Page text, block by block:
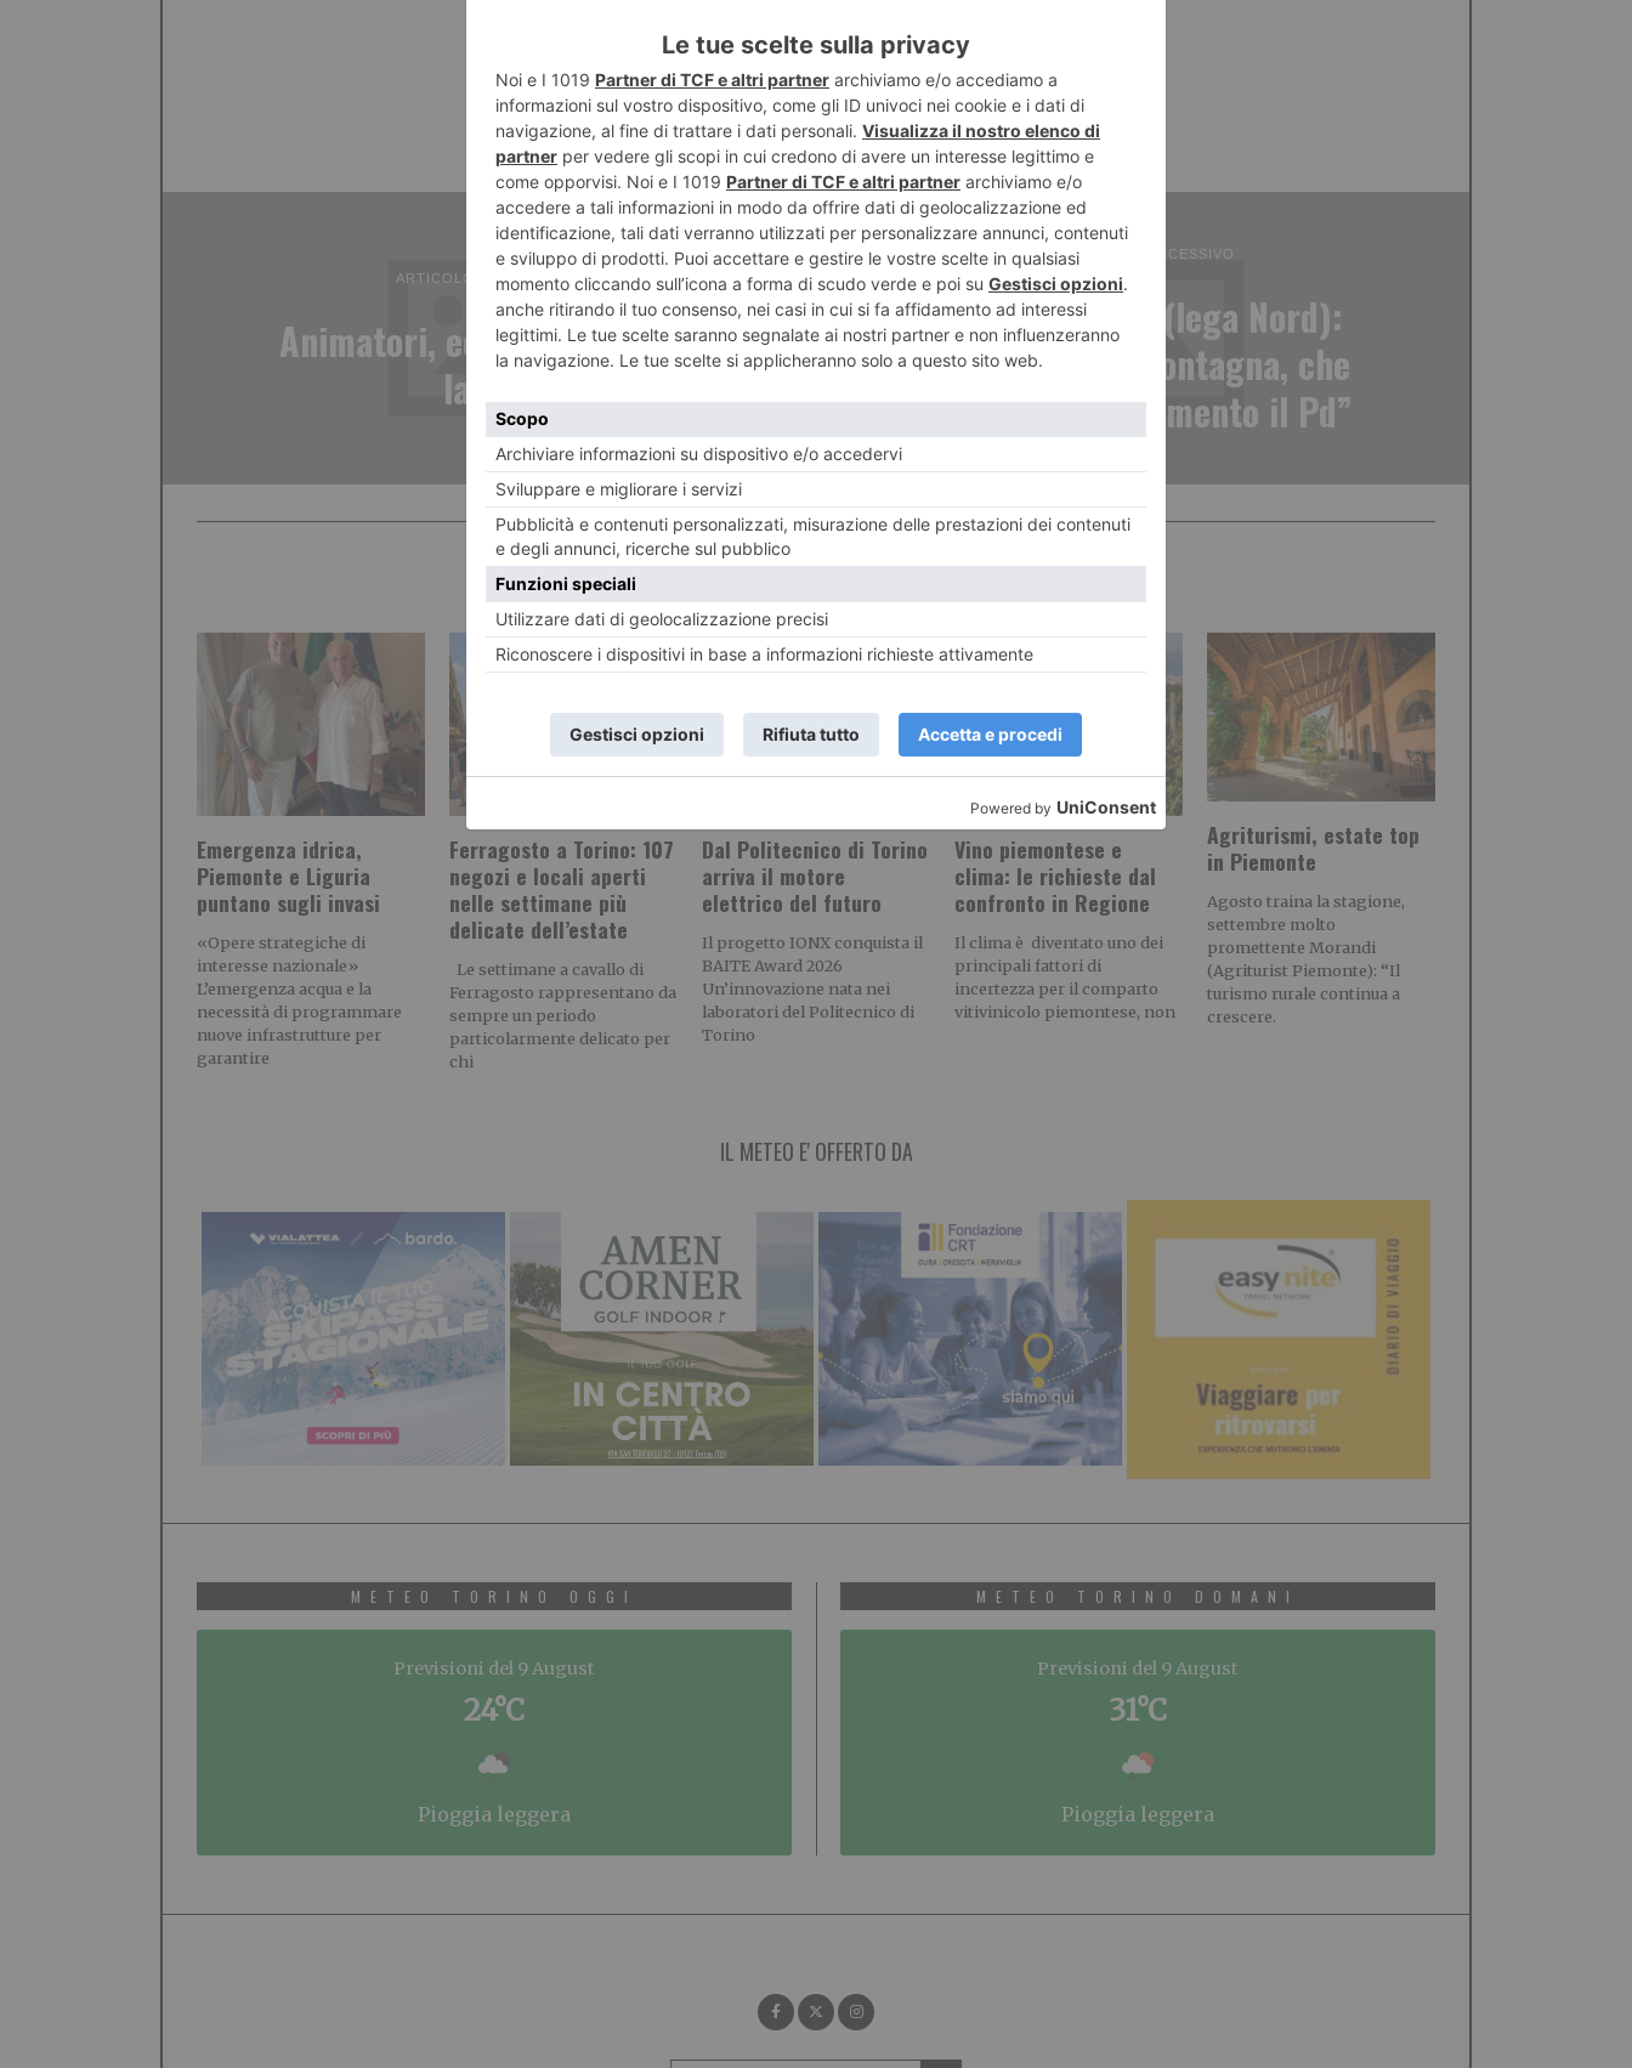
ARTICOLO PRECEDENTE
Animatori, ecco le offerte di
lavoro
ARTICOLO SUCCESSIVO
Mario Carossa (lega Nord):
“Legge sulla montagna, che
brutto atteggiamento il Pd”
RECENTI:
Emergenza idrica,
Piemonte e Liguria
puntano sugli invasi
«Opere strategiche di
interesse nazionale»
L’emergenza acqua e la
necessità di programmare
nuove infrastrutture per
garantire
Ferragosto a Torino: 107
negozi e locali aperti
nelle settimane più
delicate dell’estate
Le settimane a cavallo di
Ferragosto rappresentano da
sempre un periodo
particolarmente delicato per
chi
Dal Politecnico di Torino
arriva il motore
elettrico del futuro
Il progetto IONX conquista il
BAITE Award 2026
Un’innovazione nata nei
laboratori del Politecnico di
Torino
Vino piemontese e
clima: le richieste dal
confronto in Regione
Il clima è diventato uno dei
principali fattori di
incertezza per il comparto
vitivinicolo piemontese, non
Agriturismi, estate top
in Piemonte
Agosto traina la stagione,
settembre molto
promettente Morandi
(Agriturist Piemonte): “Il
turismo rurale continua a
crescere.
IL METEO E' OFFERTO DA
METEO TORINO OGGI
Previsioni del 9 August
24°C
pioggia leggera
METEO TORINO DOMANI
Previsioni del 9 August
31°C
pioggia leggera